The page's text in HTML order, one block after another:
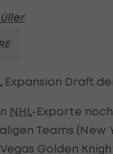
Expansion Draft
NHL-Exporte
Teams (New
Golden